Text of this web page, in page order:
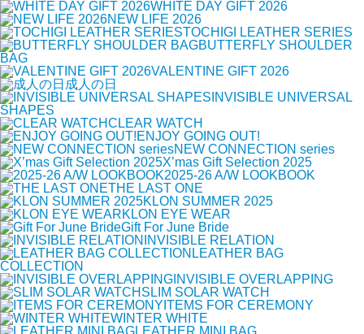
WHITE DAY GIFT 2026
NEW LIFE 2026
TOCHIGI LEATHER SERIES
BUTTERFLY SHOULDER
BAG
VALENTINE GIFT 2026
成人の日
INVISIBLE UNIVERSAL
SHAPES
CLEAR WATCH
ENJOY GOING OUT!
NEW CONNECTION series
X’mas Gift Selection 2025
2025-26 A/W LOOKBOOK
THE LAST ONE
KLON SUMMER 2025
KLON EYE WEAR
Gift For June Bride
INVISIBLE RELATION
LEATHER BAG
COLLECTION
INVISIBLE OVERLAPPING
SLIM SOLAR WATCH
ITEMS FOR CEREMONY
WINTER WHITE